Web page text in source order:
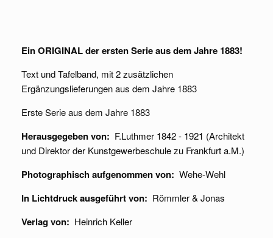
Ein ORIGINAL der ersten Serie aus dem Jahre 1883!
Text und Tafelband, mit 2 zusätzlichen
Ergänzungslieferungen aus dem Jahre 1883
Erste Serie aus dem Jahre 1883
Herausgegeben von: F.Luthmer 1842 - 1921 (Architekt
und Direktor der Kunstgewerbeschule zu Frankfurt a.M.)
Photographisch aufgenommen von: Wehe-Wehl
In Lichtdruck ausgeführt von: Römmler & Jonas
Verlag von: Heinrich Keller